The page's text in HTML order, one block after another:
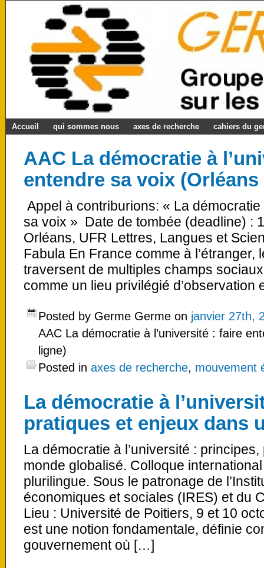
Accueil qui sommes nous axes de recherche cahiers du
AAC La démocratie à
entendre sa voix
Appel à contriburions: « La
sa voix » Date de tombée (deadline) :
Orléans, UFR Lettres, Langues et
Fabula En France comme à
traversent de multiples champs
comme un lieu privilégié d’observation
Posted by Germe Germe on janvier 27th,
AAC La démocratie à l’université : faire
ligne)
Posted in axes de recherche, mouvement
La démocratie à
pratiques et enjeux dans
La démocratie à l’université :
monde globalisé. Colloque
plurilingue. Sous le patronage de
économiques et sociales (IRES) et du
Lieu : Université de Poitiers, 9 et 10
est une notion fondamentale, définie
gouvernement où […]